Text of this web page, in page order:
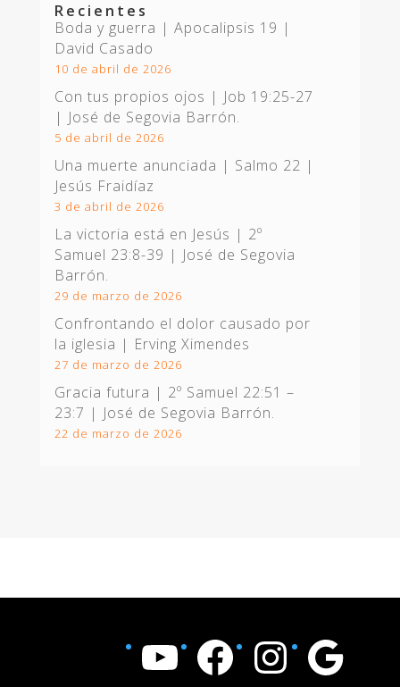
Recientes
Boda y guerra | Apocalipsis 19 |
David Casado
10 de abril de 2026
Con tus propios ojos | Job 19:25-27
| José de Segovia Barrón.
5 de abril de 2026
Una muerte anunciada | Salmo 22 |
Jesús Fraidíaz
3 de abril de 2026
La victoria está en Jesús | 2º
Samuel 23:8-39 | José de Segovia
Barrón.
29 de marzo de 2026
Confrontando el dolor causado por
la iglesia | Erving Ximendes
27 de marzo de 2026
Gracia futura | 2º Samuel 22:51 –
23:7 | José de Segovia Barrón.
22 de marzo de 2026
YouTube Facebook Instagram Google